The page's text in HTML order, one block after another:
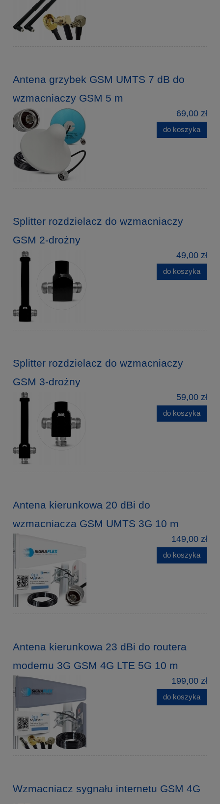
Antena grzybek GSM UMTS 7 dB do
wzmacniaczy GSM 5 m
69,00 zł
do koszyka
Splitter rozdzielacz do wzmacniaczy
GSM 2-drożny
49,00 zł
do koszyka
Splitter rozdzielacz do wzmacniaczy
GSM 3-drożny
59,00 zł
do koszyka
Antena kierunkowa 20 dBi do
wzmacniacza GSM UMTS 3G 10 m
149,00 zł
do koszyka
Antena kierunkowa 23 dBi do routera
modemu 3G GSM 4G LTE 5G 10 m
199,00 zł
do koszyka
Wzmacniacz sygnału internetu GSM 4G